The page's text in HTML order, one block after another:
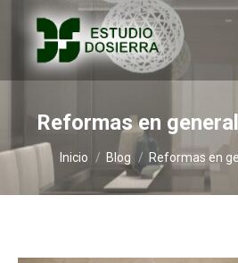
Reformas en
Estás aquí:
Inicio Blog Reformas en